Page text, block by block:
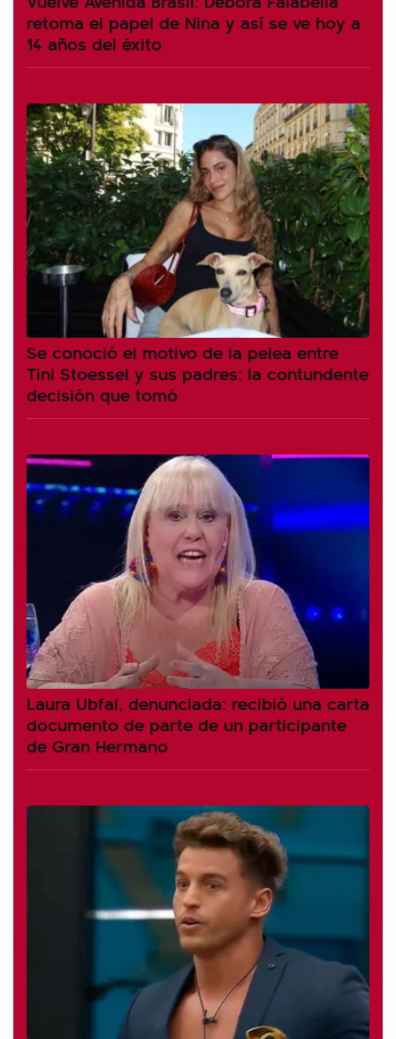
retoma el papel de Nina y así se ve hoy a
14 años del éxito
Se conoció el motivo de la pelea entre
Tini Stoessel y sus padres: la contundente
decisión que tomó
Laura Ubfal, denunciada: recibió una carta
documento de parte de un participante
de Gran Hermano